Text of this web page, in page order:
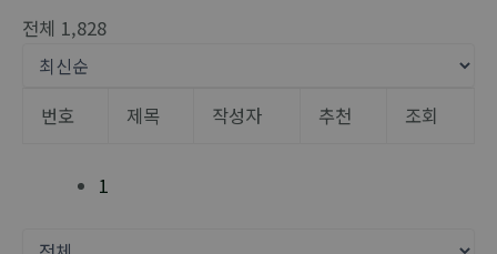
전체 1,828
번호 제목 작성자 추천 조회
1